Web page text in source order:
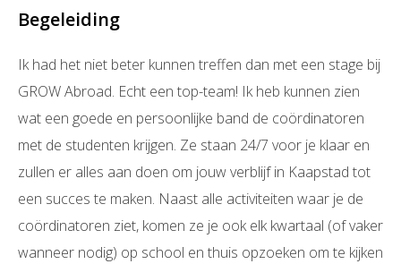
Begeleiding
Ik had het niet beter kunnen treffen dan met een stage bij
GROW Abroad. Echt een top-team! Ik heb kunnen zien
wat een goede en persoonlijke band de coördinatoren
met de studenten krijgen. Ze staan 24/7 voor je klaar en
zullen er alles aan doen om jouw verblijf in Kaapstad tot
een succes te maken. Naast alle activiteiten waar je de
coördinatoren ziet, komen ze je ook elk kwartaal (of vaker
wanneer nodig) op school en thuis opzoeken om te kijken